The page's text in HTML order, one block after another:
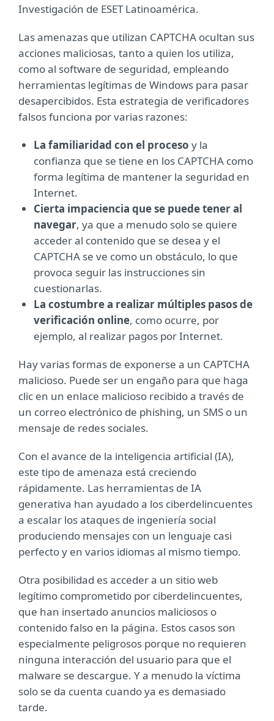
Investigación de ESET Latinoamérica.
Las amenazas que utilizan CAPTCHA ocultan sus
acciones maliciosas, tanto a quien los utiliza,
como al software de seguridad, empleando
herramientas legítimas de Windows para pasar
desapercibidos. Esta estrategia de verificadores
falsos funciona por varias razones:
La familiaridad con el proceso y la
confianza que se tiene en los CAPTCHA como
forma legítima de mantener la seguridad en
Internet.
Cierta impaciencia que se puede tener al
navegar, ya que a menudo solo se quiere
acceder al contenido que se desea y el
CAPTCHA se ve como un obstáculo, lo que
provoca seguir las instrucciones sin
cuestionarlas.
La costumbre a realizar múltiples pasos de
verificación online, como ocurre, por
ejemplo, al realizar pagos por Internet.
Hay varias formas de exponerse a un CAPTCHA
malicioso. Puede ser un engaño para que haga
clic en un enlace malicioso recibido a través de
un correo electrónico de phishing, un SMS o un
mensaje de redes sociales.
Con el avance de la inteligencia artificial (IA),
este tipo de amenaza está creciendo
rápidamente. Las herramientas de IA
generativa han ayudado a los ciberdelincuentes
a escalar los ataques de ingeniería social
produciendo mensajes con un lenguaje casi
perfecto y en varios idiomas al mismo tiempo.
Otra posibilidad es acceder a un sitio web
legítimo comprometido por ciberdelincuentes,
que han insertado anuncios maliciosos o
contenido falso en la página. Estos casos son
especialmente peligrosos porque no requieren
ninguna interacción del usuario para que el
malware se descargue. Y a menudo la víctima
solo se da cuenta cuando ya es demasiado
tarde.